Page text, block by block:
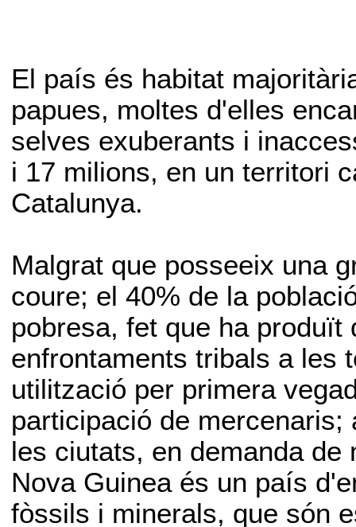
El país és habitat
papues, moltes d'elles
selves exuberants i
i 17 milions, en un territori
Catalunya.
Malgrat que posseeix una
coure; el 40% de la
pobresa, fet que ha produït
enfrontaments tribals a les
utilització per primera
participació de
les ciutats, en demanda
Nova Guinea és un país
fòssils i minerals, que són